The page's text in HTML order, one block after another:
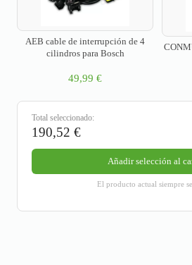
AEB cable de interrupción de 4
cilindros para Bosch
49,99 €
Total seleccionado:
190,52 €
Añadir selección al
El producto actual siempre